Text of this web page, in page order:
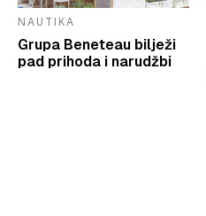
NAUTIKA
Grupa Beneteau bilježi
pad prihoda i narudžbi